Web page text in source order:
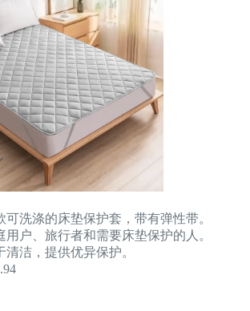
可洗涤的床垫保护套，带有弹性带。
用户、旅行者和需要床垫保护的人。
清洁，提供优异保护。